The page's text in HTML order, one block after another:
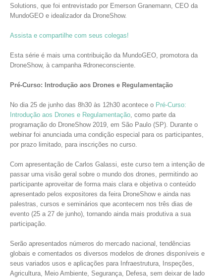
Solutions, que foi entrevistado por Emerson Granemann, CEO da
MundoGEO e idealizador da DroneShow.
Assista e compartilhe com seus colegas!
Esta série é mais uma contribuição da MundoGEO, promotora da
DroneShow, à campanha #droneconsciente.
Pré-Curso: Introdução aos Drones e Regulamentação
No dia 25 de junho das 8h30 às 12h30 acontece o Pré-Curso:
Introdução aos Drones e Regulamentação, como parte da
programação do DroneShow 2019, em São Paulo (SP). Durante o
webinar foi anunciada uma condição especial para os participantes,
por prazo limitado, para inscrições no curso.
Com apresentação de Carlos Galassi, este curso tem a intenção de
passar uma visão geral sobre o mundo dos drones, permitindo ao
participante aproveitar de forma mais clara e objetiva o conteúdo
apresentado pelos expositores da feira DroneShow e ainda nas
palestras, cursos e seminários que acontecem nos três dias de
evento (25 a 27 de junho), tornando ainda mais produtiva a sua
participação.
Serão apresentados números do mercado nacional, tendências
globais e comentados os diversos modelos de drones disponíveis e
seus variados usos e aplicações para Infraestrutura, Inspeções,
Agricultura, Meio Ambiente, Segurança, Defesa, sem deixar de lado